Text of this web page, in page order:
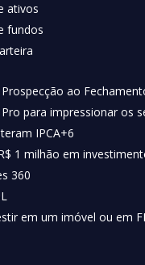
ativos
fundos
ao
para impressionar os
IPCA+6
1 milhão em
360
em um imóvel ou em